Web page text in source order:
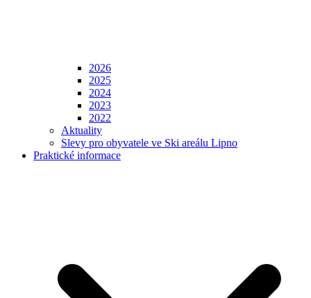
2026
2025
2024
2023
2022
Aktuality
Slevy pro obyvatele ve Ski areálu Lipno
Praktické informace